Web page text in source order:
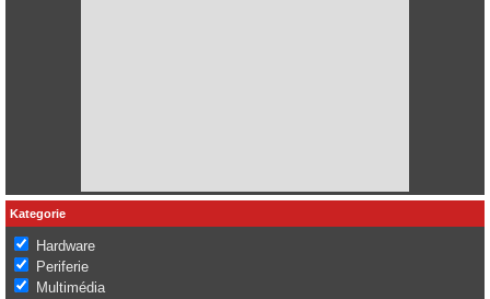
Kategorie
Hardware
Periferie
Multimédia